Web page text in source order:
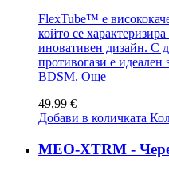
FlexTube™ е
който се
иновативен дизайн. С
противогази е идеален
BDSM. Още
49,99 €
Добави в количката
MEO-XTRM -